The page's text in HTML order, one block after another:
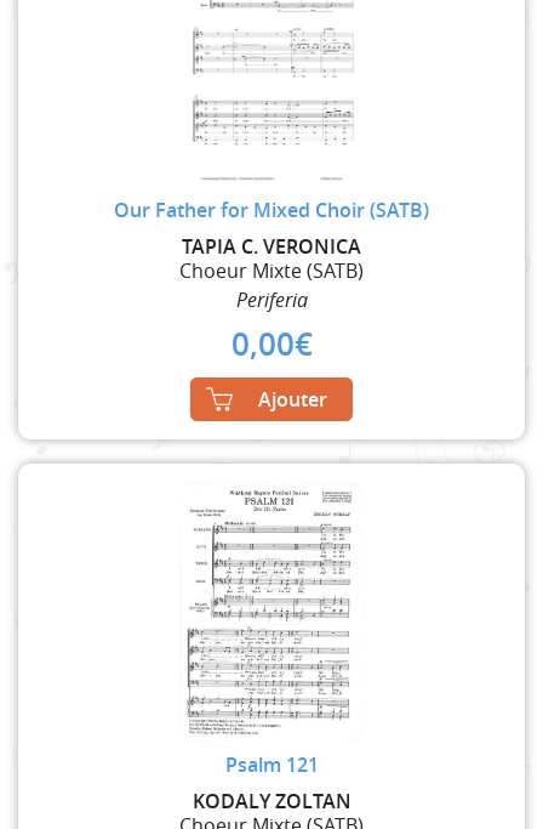
Our Father for Mixed Choir (SATB)
TAPIA C. VERONICA
Choeur Mixte (SATB)
Periferia
0,00€
Ajouter
Psalm 121
KODALY ZOLTAN